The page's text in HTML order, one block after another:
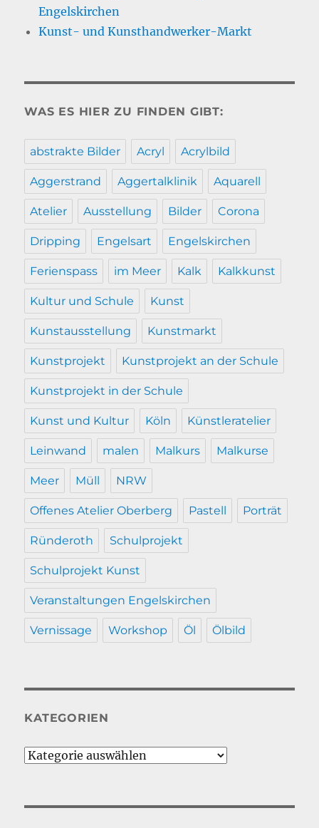
Engelskirchen
Kunst- und Kunsthandwerker-Markt
WAS ES HIER ZU FINDEN GIBT:
abstrakte Bilder Acryl Acrylbild
Aggerstrand Aggertalklinik Aquarell
Atelier Ausstellung Bilder Corona
Dripping Engelsart Engelskirchen
Ferienspass im Meer Kalk Kalkkunst
Kultur und Schule Kunst
Kunstausstellung Kunstmarkt
Kunstprojekt Kunstprojekt an der Schule
Kunstprojekt in der Schule
Kunst und Kultur Köln Künstleratelier
Leinwand malen Malkurs Malkurse
Meer Müll NRW
Offenes Atelier Oberberg Pastell Porträt
Ründeroth Schulprojekt
Schulprojekt Kunst
Veranstaltungen Engelskirchen
Vernissage Workshop Öl Ölbild
KATEGORIEN
Kategorien